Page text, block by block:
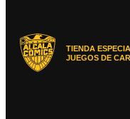
TIENDA
JUEGOS DE